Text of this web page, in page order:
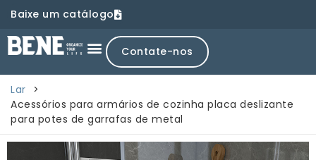
Baixe um catálogo
Contate-nos
Lar >
Acessórios para armários de cozinha placa deslizante
para potes de garrafas de metal